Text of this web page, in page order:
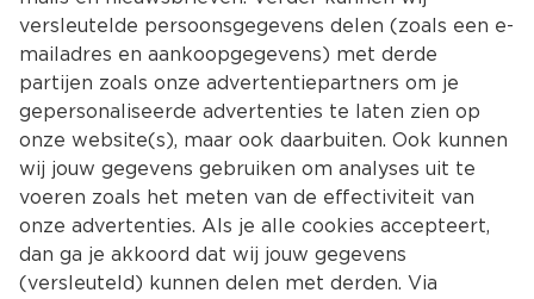
versleutelde persoonsgegevens delen (zoals een e-
mailadres en aankoopgegevens) met derde
partijen zoals onze advertentiepartners om je
gepersonaliseerde advertenties te laten zien op
onze website(s), maar ook daarbuiten. Ook kunnen
wij jouw gegevens gebruiken om analyses uit te
voeren zoals het meten van de effectiviteit van
onze advertenties. Als je alle cookies accepteert,
dan ga je akkoord dat wij jouw gegevens
(versleuteld) kunnen delen met derden. Via